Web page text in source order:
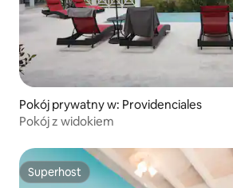
Pokój prywatny w: Providenciales
Pokój z widokiem
Superhost
Superhost